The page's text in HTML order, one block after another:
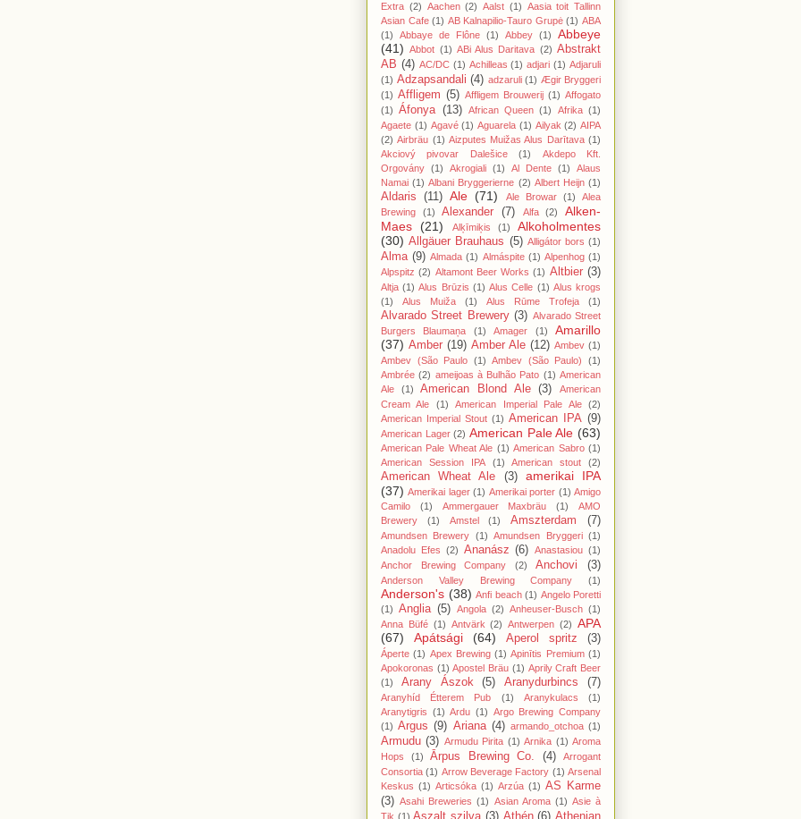
Extra (2) Aachen (2) Aalst (1) Aasia toit Tallinn
Asian Cafe (1) AB Kalnapilio-Tauro Grupė (1) ABA
(1)
Abbaye de Flône (1) Abbey (1)
Abbeye
(41)
Abbot (1) ABi Alus Daritava (2) Abstrakt
AB (4) AC/DC (1) Achilleas (1) adjari (1) Adjaruli
(1) Adzapsandali (4) adzaruli (1) Ægir Bryggeri
(1) Affligem (5) Affligem Brouwerij (1) Affogato
(1)
Áfonya (13) African Queen (1) Afrika (1)
Agaete (1) Agavé (1) Aguarela (1) Ailyak (2) AIPA
(2) Airbräu (1) Aizputes Muižas Alus Darītava (1)
Akciový pivovar Dalešice
(1)
Akdepo Kft.
Orgovány (1) Akrogiali (1) Al Dente (1)
Alaus
Namai (1) Albani Bryggerierne (2) Albert Heijn (1)
Aldaris (11) Ale (71) Ale Browar (1)
Alea
Brewing
(1) Alexander (7) Alfa (2)
Alken-
Maes
(21) Alķīmiķis (1)
Alkoholmentes
(30) Allgäuer Brauhaus (5) Alligátor bors (1)
Alma (9) Almada (1) Almáspite (1) Alpenhog (1)
Alpspitz (2) Altamont Beer Works (1) Altbier (3)
Altja (1) Alus Brūzis (1) Alus Celle (1) Alus krogs
(1)
Alus Muiža (1) Alus Rūme Trofeja (1)
Alvarado Street Brewery (3) Alvarado Street
Burgers Blaumaņa
(1) Amager (1)
Amarillo
(37) Amber (19) Amber Ale (12) Ambev (1)
Ambev (São Paulo (1) Ambev (São Paulo)
(1)
Ambrée (2) ameijoas à Bulhão Pato (1) American
Ale
(1) American Blond Ale (3)
American
Cream Ale
(1) American Imperial Pale Ale
(2)
American Imperial Stout (1) American IPA (9)
American Lager (2) American Pale Ale (63)
American Pale Wheat Ale (1) American Sabro (1)
American Session IPA
(1) American stout (2)
American Wheat Ale (3)
amerikai IPA
(37) Amerikai lager (1) Amerikai porter (1) Amigo
Camilo
(1) Ammergauer Maxbräu (1)
AMO
Brewery
(1) Amstel (1) Amszterdam (7)
Amundsen Brewery (1) Amundsen Bryggeri (1)
Anadolu Efes (2) Ananász (6) Anastasiou (1)
Anchor Brewing Company
(2) Anchovi (3)
Anderson Valley Brewing Company (1)
Anderson's (38) Anfi beach (1) Angelo Poretti
(1) Anglia (5) Angola (2) Anheuser-Busch (1)
Anna Büfé (1) Antvärk (2) Antwerpen (2) APA
(67)
Apátsági (64) Aperol spritz (3)
Áperte (1) Apex Brewing (1) Apinītis Premium (1)
Apokoronas (1) Apostel Bräu (1) Aprily Craft Beer
(1)
Arany Ászok (5) Aranydurbincs (7)
Aranyhíd Étterem Pub (1) Aranykulacs
(1)
Aranytigris (1) Ardu (1) Argo Brewing Company
(1) Argus (9) Ariana (4) armando_otchoa (1)
Armudu (3) Armudu Pirita (1) Arnika (1) Aroma
Hops
(1) Ārpus Brewing Co. (4)
Arrogant
Consortia (1) Arrow Beverage Factory (1) Arsenal
Keskus (1) Articsóka (1) Arzúa (1) AS Karme
(3) Asahi Breweries (1) Asian Aroma (1) Asie à
Tik (1) Aszalt szilva (3) Athén (6) Athenian